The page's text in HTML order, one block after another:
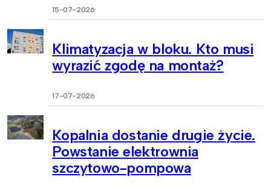
15-07-2026
Klimatyzacja w bloku. Kto musi
wyrazić zgodę na montaż?
17-07-2026
Kopalnia dostanie drugie życie.
Powstanie elektrownia
szczytowo-pompowa